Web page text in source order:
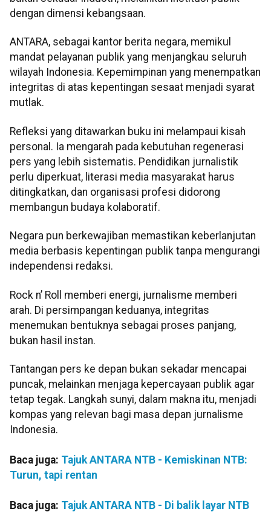
dengan dimensi kebangsaan.
ANTARA, sebagai kantor berita negara, memikul
mandat pelayanan publik yang menjangkau seluruh
wilayah Indonesia. Kepemimpinan yang menempatkan
integritas di atas kepentingan sesaat menjadi syarat
mutlak.
Refleksi yang ditawarkan buku ini melampaui kisah
personal. Ia mengarah pada kebutuhan regenerasi
pers yang lebih sistematis. Pendidikan jurnalistik
perlu diperkuat, literasi media masyarakat harus
ditingkatkan, dan organisasi profesi didorong
membangun budaya kolaboratif.
Negara pun berkewajiban memastikan keberlanjutan
media berbasis kepentingan publik tanpa mengurangi
independensi redaksi.
Rock n’ Roll memberi energi, jurnalisme memberi
arah. Di persimpangan keduanya, integritas
menemukan bentuknya sebagai proses panjang,
bukan hasil instan.
Tantangan pers ke depan bukan sekadar mencapai
puncak, melainkan menjaga kepercayaan publik agar
tetap tegak. Langkah sunyi, dalam makna itu, menjadi
kompas yang relevan bagi masa depan jurnalisme
Indonesia.
Baca juga: Tajuk ANTARA NTB - Kemiskinan NTB:
Turun, tapi rentan
Baca juga: Tajuk ANTARA NTB - Di balik layar NTB